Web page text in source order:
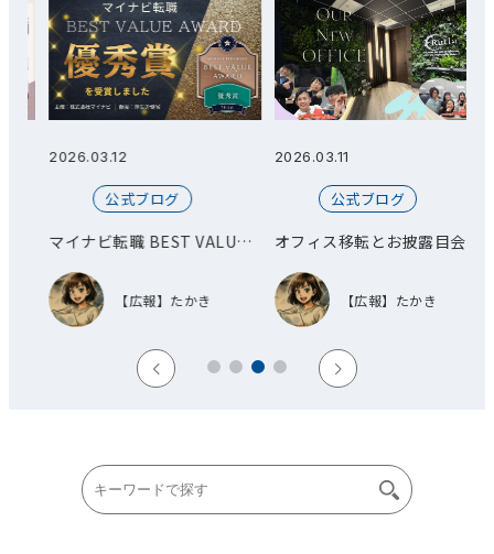
2026.03.12
公式ブログ
マイナビ転職 BEST VALUE
AWARD 優秀賞を受賞しまし
た！
【広報】たかき
2026.03.11
公式ブログ
オフィス移転とお披露目会を
開催しました！
【広報】たかき